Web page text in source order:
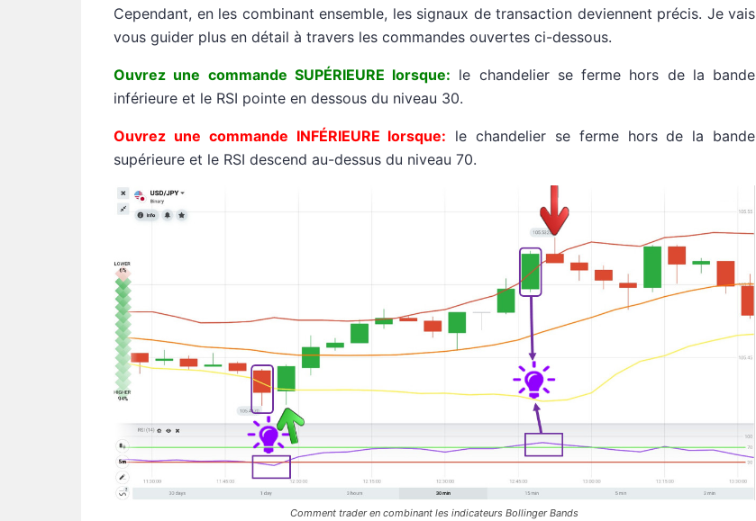
Cependant, en les combinant ensemble, les signaux de transaction deviennent précis. Je vais
vous guider plus en détail à travers les commandes ouvertes ci-dessous.
Ouvrez une commande SUPÉRIEURE lorsque: le chandelier se ferme hors de la bande
inférieure et le RSI pointe en dessous du niveau 30.
Ouvrez une commande INFÉRIEURE lorsque: le chandelier se ferme hors de la bande
supérieure et le RSI descend au-dessus du niveau 70.
Comment trader en combinant les indicateurs Bollinger Bands